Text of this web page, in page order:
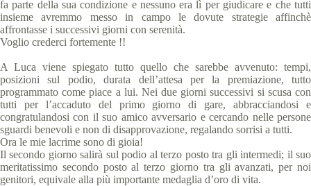
fa parte della sua condizione e nessuno era lì per giudicare e che tutti
insieme avremmo messo in campo le dovute strategie affinchè
affrontasse i successivi giorni con serenità.
Voglio crederci fortemente !!
A Luca viene spiegato tutto quello che sarebbe avvenuto: tempi,
posizioni sul podio, durata dell’attesa per la premiazione, tutto
programmato come piace a lui. Nei due giorni successivi si scusa con
tutti per l’accaduto del primo giorno di gare, abbracciandosi e
congratulandosi con il suo amico avversario e cercando nelle persone
sguardi benevoli e non di disapprovazione, regalando sorrisi a tutti.
Ora le mie lacrime sono di gioia!
Il secondo giorno salirà sul podio al terzo posto tra gli intermedi; il suo
meritatissimo secondo posto al terzo giorno tra gli avanzati, per noi
genitori, equivale alla più importante medaglia d’oro di vita.